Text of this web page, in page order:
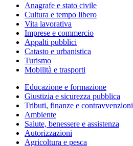
Anagrafe e stato civile
Cultura e tempo libero
Vita lavorativa
Imprese e commercio
Appalti pubblici
Catasto e urbanistica
Turismo
Mobilità e trasporti
Educazione e formazione
Giustizia e sicurezza pubblica
Tributi, finanze e contravvenzioni
Ambiente
Salute, benessere e assistenza
Autorizzazioni
Agricoltura e pesca